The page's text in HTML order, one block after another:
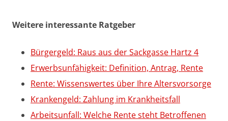
Weitere interessante Ratgeber
Bürgergeld: Raus aus der Sackgasse Hartz 4
Erwerbsunfähigkeit: Definition, Antrag, Rente
Rente: Wissenswertes über Ihre Altersvorsorge
Krankengeld: Zahlung im Krankheitsfall
Arbeitsunfall: Welche Rente steht Betroffenen